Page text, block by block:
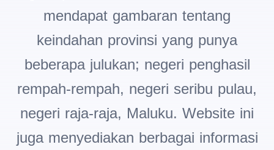
mendapat gambaran tentang
keindahan provinsi yang punya
beberapa julukan; negeri penghasil
rempah-rempah, negeri seribu pulau,
negeri raja-raja, Maluku. Website ini
juga menyediakan berbagai informasi